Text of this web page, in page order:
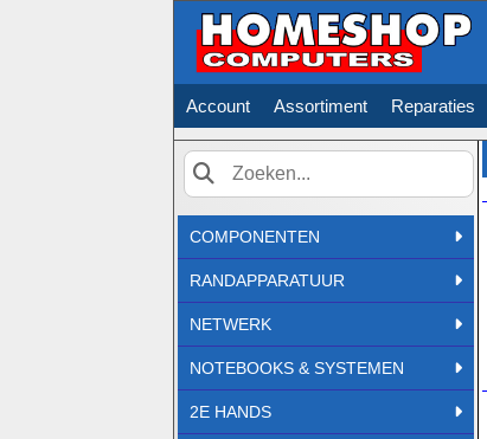
Account Assortiment Reparaties
Zoek
COMPONENTEN
RANDAPPARATUUR
NETWERK
NOTEBOOKS & SYSTEMEN
2E HANDS